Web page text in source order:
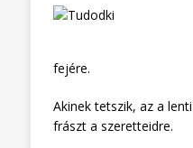
fejére.
Akinek tetszik, az a
frászt a szeretteidre.